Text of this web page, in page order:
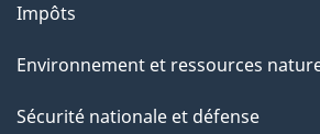
e
Impôts
Environnement et ressources
Sécurité nationale et défense